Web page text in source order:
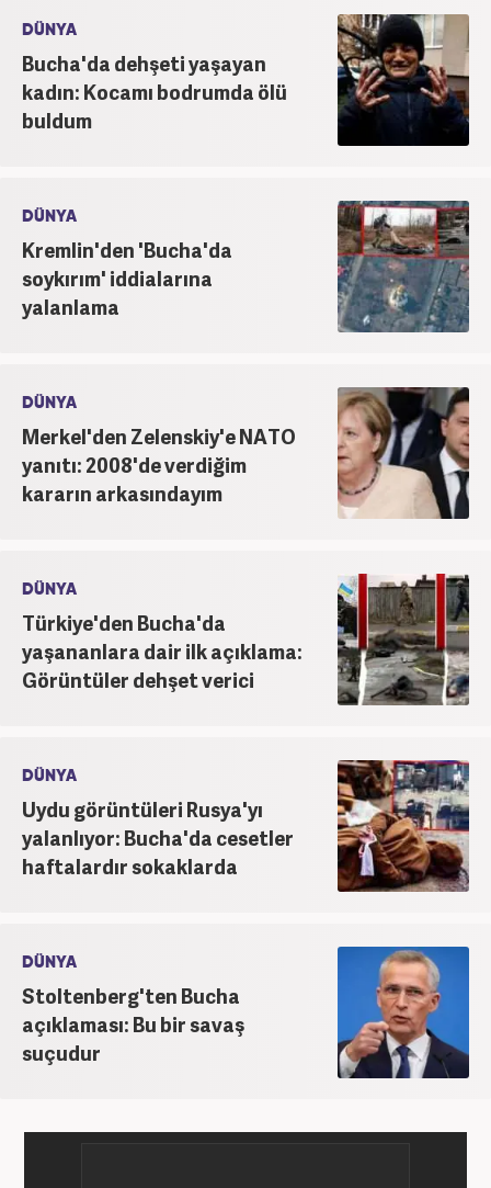
DÜNYA
Bucha'da dehşeti yaşayan
kadın: Kocamı bodrumda ölü
buldum
DÜNYA
Kremlin'den 'Bucha'da
soykırım' iddialarına
yalanlama
DÜNYA
Merkel'den Zelenskiy'e NATO
yanıtı: 2008'de verdiğim
kararın arkasındayım
DÜNYA
Türkiye'den Bucha'da
yaşananlara dair ilk açıklama:
Görüntüler dehşet verici
DÜNYA
Uydu görüntüleri Rusya'yı
yalanlıyor: Bucha'da cesetler
haftalardır sokaklarda
DÜNYA
Stoltenberg'ten Bucha
açıklaması: Bu bir savaş
suçudur